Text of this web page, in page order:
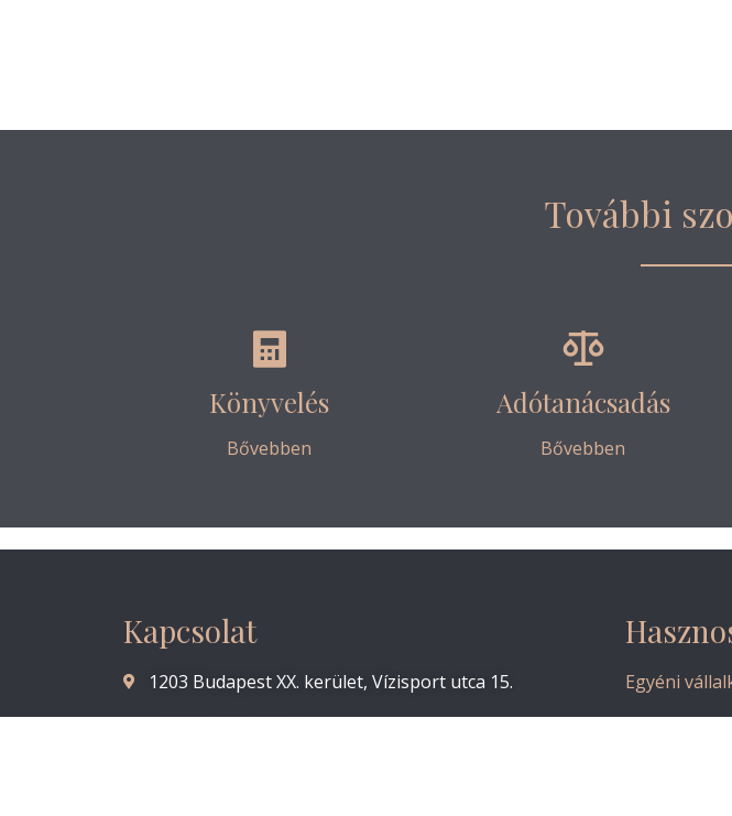
További
Könyvelés
Bővebben
Adótanácsadás
Bővebben
Kapcsolat
1203 Budapest XX. kerület, Vízisport utca 15.
Egyéni
Egyéni és